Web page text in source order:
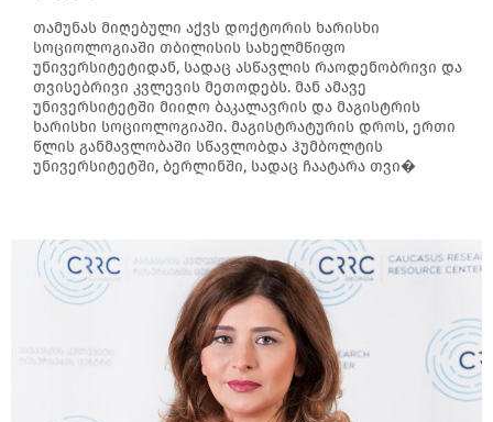
თამუნას მიღებული აქვს დოქტორის ხარისხი
სოციოლოგიაში თბილისის სახელმწიფო
უნივერსიტეტიდან, სადაც ასწავლის რაოდენობრივი და
თვისებრივი კვლევის მეთოდებს. მან ამავე
უნივერსიტეტში მიიღო ბაკალავრის და მაგისტრის
ხარისხი სოციოლოგიაში. მაგისტრატურის დროს, ერთი
წლის განმავლობაში სწავლობდა ჰუმბოლტის
უნივერსიტეტში, ბერლინში, სადაც ჩაატარა თვი�